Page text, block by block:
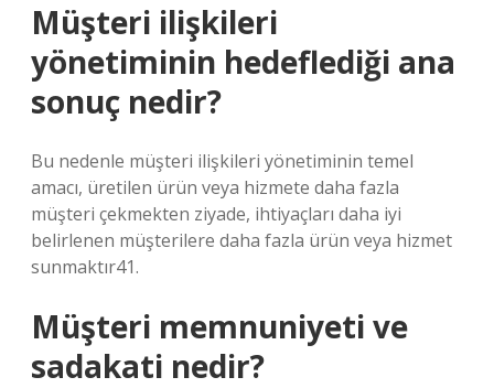
Müşteri ilişkileri
yönetiminin hedeflediği ana
sonuç nedir?
Bu nedenle müşteri ilişkileri yönetiminin temel
amacı, üretilen ürün veya hizmete daha fazla
müşteri çekmekten ziyade, ihtiyaçları daha iyi
belirlenen müşterilere daha fazla ürün veya hizmet
sunmaktır41.
Müşteri memnuniyeti ve
sadakati nedir?